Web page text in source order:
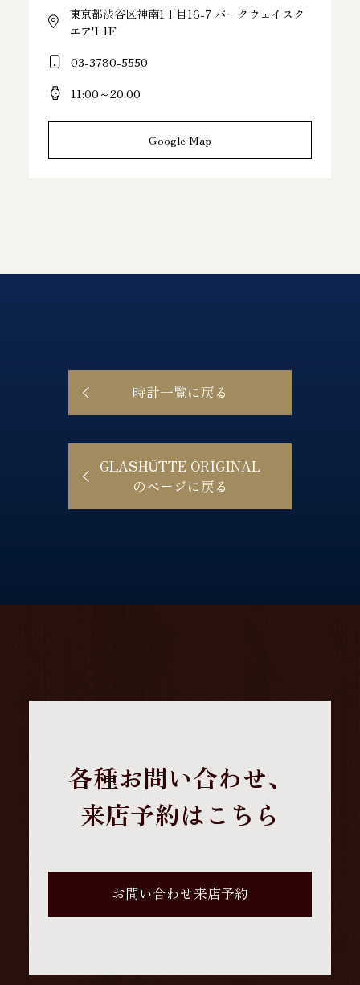
東京都渋谷区神南1丁目16-7 パークウェイスク
エア'1 1F
03-3780-5550
11:00～20:00
Google Map
時計一覧に戻る
GLASHŰTTE ORIGINAL
のページに戻る
各種お問い合わせ、
来店予約はこちら
お問い合わせ来店予約